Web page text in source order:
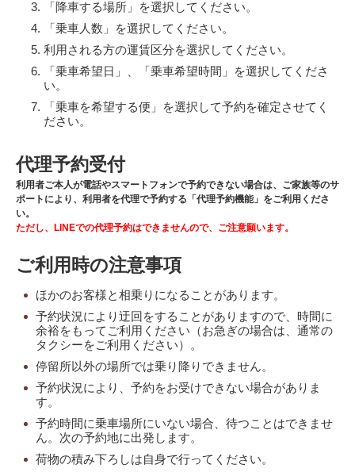
「降車する場所」を選択してください。
「乗車人数」を選択してください。
利用される方の運賃区分を選択してください。
「乗車希望日」、「乗車希望時間」を選択してくださ
い。
「乗車を希望する便」を選択して予約を確定させてく
ださい。
代理予約受付
利用者ご本人が電話やスマートフォンで予約できない場合は、ご家族等のサ
ポートにより、利用者を代理で予約する「代理予約機能」をご利用くださ
い。
ただし、LINEでの代理予約はできませんので、ご注意願います。
ご利用時の注意事項
ほかのお客様と相乗りになることがあります。
予約状況により迂回をすることがありますので、時間に
余裕をもってご利用ください（お急ぎの場合は、通常の
タクシーをご利用ください）。
停留所以外の場所では乗り降りできません。
予約状況により、予約をお受けできない場合がありま
す。
予約時間に乗車場所にいない場合、待つことはできませ
ん。次の予約地に出発します。
荷物の積み下ろしは自身で行ってください。